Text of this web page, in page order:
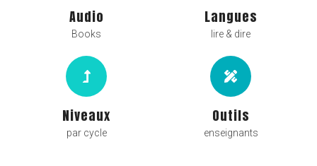
Audio
Books
Langues
lire & dire
Niveaux
par cycle
Outils
enseignants